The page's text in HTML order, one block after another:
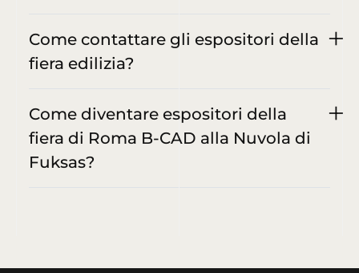
Come contattare gli espositori della
fiera edilizia?
Come diventare espositori della
fiera di Roma B-CAD alla Nuvola di
Fuksas?